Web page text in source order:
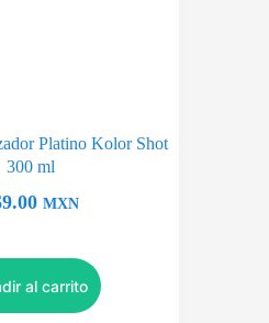
Platino Kolor Shot
300 ml
MXN
al carrito